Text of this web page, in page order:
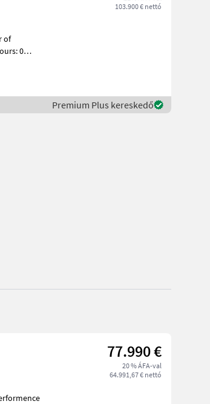
103.900 € nettó
Premium Plus kereskedő
77.990 €
20 % ÁFA-val
64.991,67 € nettó